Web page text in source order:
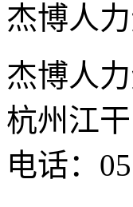
杰博人
杰博人
杭州江
电话：